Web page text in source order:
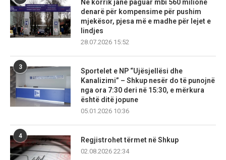
Në korrik janë paguar mbi 560 milionë
denarë për kompensime për pushim
mjekësor, pjesa më e madhe për lejet e
lindjes
28.07.2026 15:52
3
Sportelet e NP “Ujësjellësi dhe
Kanalizimi” – Shkup nesër do të punojnë
nga ora 7:30 deri në 15:30, e mërkura
është ditë jopune
05.01.2026 10:36
4
Regjistrohet tërmet në Shkup
02.08.2026 22:34